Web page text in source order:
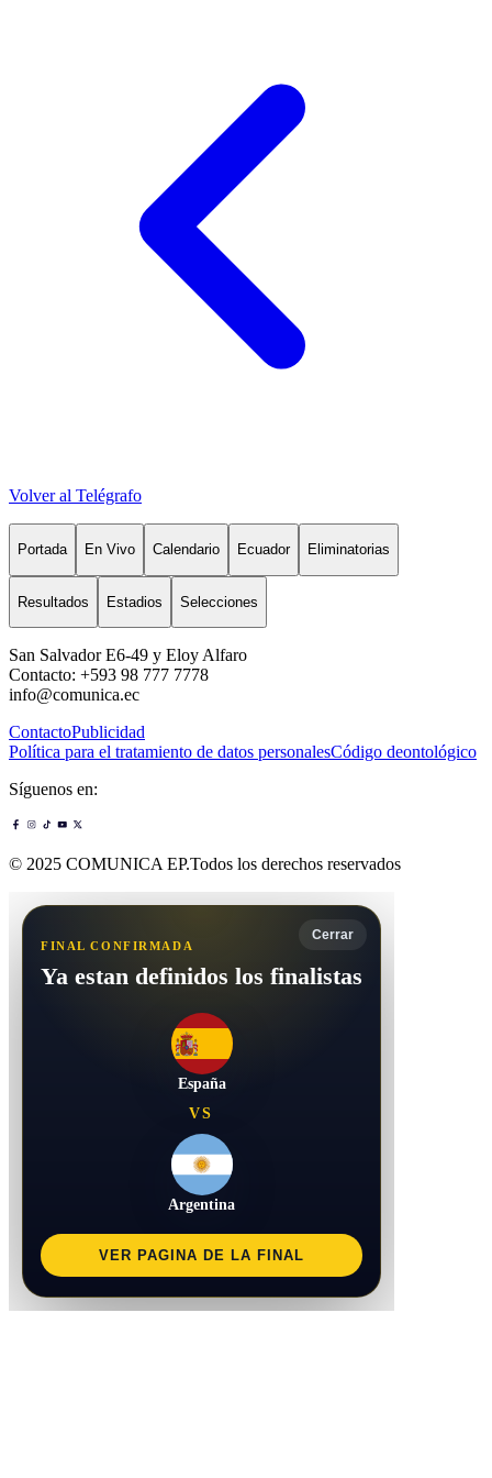
Volver al Telégrafo
Portada En Vivo Calendario Ecuador Eliminatorias
Resultados Estadios Selecciones
San Salvador E6-49 y Eloy Alfaro
Contacto: +593 98 777 7778
info@comunica.ec
ContactoPublicidad
Política para el tratamiento de datos personalesCódigo deontológico
Síguenos en:
© 2025 COMUNICA EP.Todos los derechos reservados
Cerrar
FINAL CONFIRMADA
Ya estan definidos los finalistas
España
VS
Argentina
VER PAGINA DE LA FINAL